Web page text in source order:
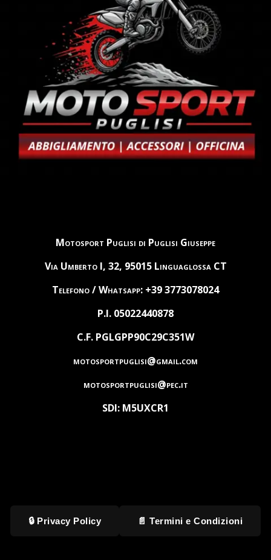
Motosport Puglisi di Puglisi Giuseppe
Via Umberto I, 32, 95015 Linguaglossa CT
Telefono / Whatsapp: +39 3773078024
P.I. 05022440878
C.F. PGLGPP90C29C351W
motosportpuglisi@gmail.com
motosportpuglisi@pec.it
SDI: M5UXCR1
🔒 Privacy Policy 📄 Termini e Condizioni